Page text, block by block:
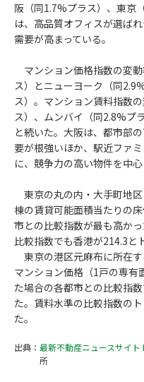
阪（同1.7%プラス）、東京
は、高品質オフィスが選ば
需要が高まっている。
マンション価格指数の変
ス）とニューヨーク（同
ス）。マンション賃料指数
ス）、ムンバイ（同2.8%プ
と続いた。大阪は、都市部
要が根強いほか、駅近ファ
に、競争力の高い物件を中
東京の丸の内・大手町地
棟の賃貸可能面積当たりの
市との比較指数が最も高か
比較指数でも香港が214.3と
東京の港区元麻布に所在
マンション価格（1戸の専有
た場合の各都市との比較指
た。賃料水準の比較指数の
た。
出典： 最新不動産ニュースサイト
所